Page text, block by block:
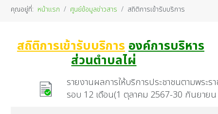
คุณอยู่ที่: หน้าแรก ศูนย์ข้อมูลข่าวสาร สถิติการเข้ารับบริการ
สถิติการเข้ารับบริการองค์การบริหาร
ส่วนตำบลไผ่
รายงานผลการให้บริการประชาชนตามพร
รอบ 12 เดือน(1 ตุลาคม 2567-30 กันยาย